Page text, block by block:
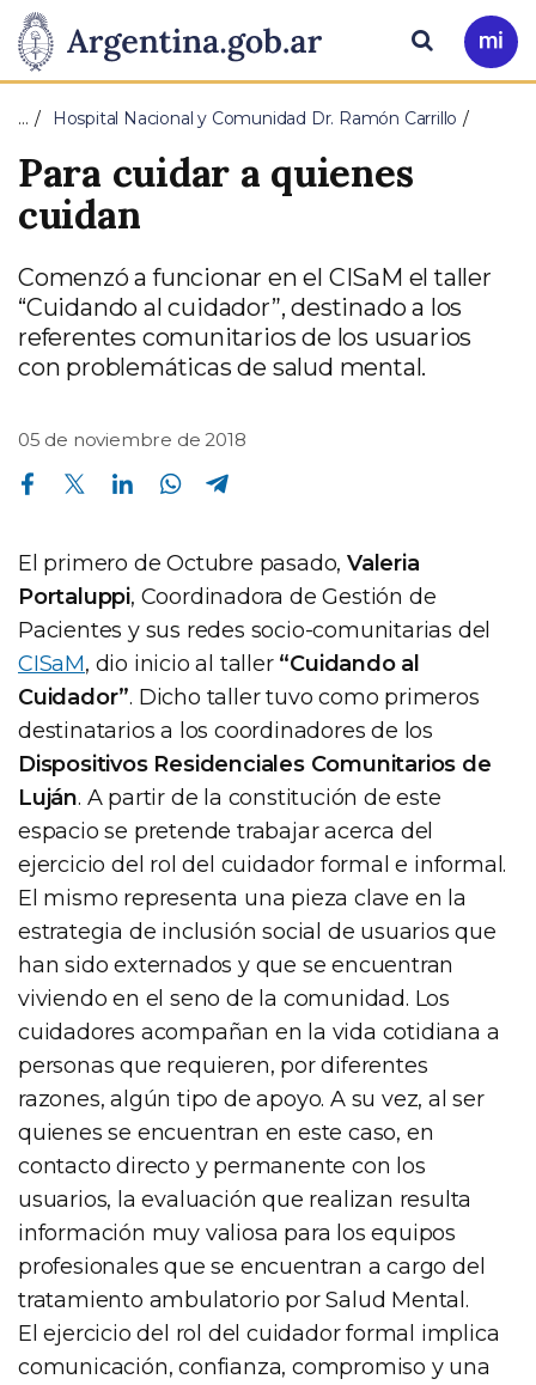
Presidencia
de
la
Nación
Pasar al contenido principal
Ir
a
Buscar
… Hospital Nacional y Comunidad Dr. Ramón Carrillo
Para cuidar a quienes
cuidan
Comenzó a funcionar en el CISaM el taller
“Cuidando al cuidador”, destinado a los
referentes comunitarios de los usuarios
con problemáticas de salud mental.
05 de noviembre de 2018
Compartir en Facebook Compartir en Twitter Compartir en Linkedin Compartir en Whatsapp
El primero de Octubre pasado, Valeria
Portaluppi, Coordinadora de Gestión de
Pacientes y sus redes socio-comunitarias del
CISaM, dio inicio al taller “Cuidando al
Cuidador”. Dicho taller tuvo como primeros
destinatarios a los coordinadores de los
Dispositivos Residenciales Comunitarios de
Luján. A partir de la constitución de este
espacio se pretende trabajar acerca del
ejercicio del rol del cuidador formal e informal.
El mismo representa una pieza clave en la
estrategia de inclusión social de usuarios que
han sido externados y que se encuentran
viviendo en el seno de la comunidad. Los
cuidadores acompañan en la vida cotidiana a
personas que requieren, por diferentes
razones, algún tipo de apoyo. A su vez, al ser
quienes se encuentran en este caso, en
contacto directo y permanente con los
usuarios, la evaluación que realizan resulta
información muy valiosa para los equipos
profesionales que se encuentran a cargo del
tratamiento ambulatorio por Salud Mental.
El ejercicio del rol del cuidador formal implica
comunicación, confianza, compromiso y una